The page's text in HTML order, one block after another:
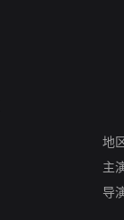
地
主
导